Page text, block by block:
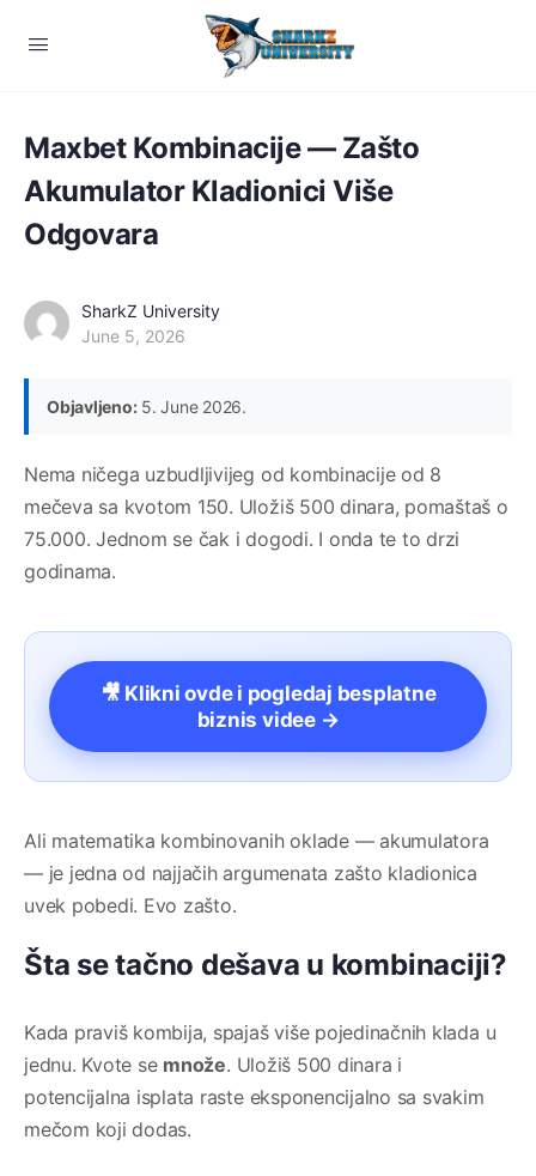
Maxbet Kombinacije — Zašto
Akumulator Kladionici Više
Odgovara
SharkZ University
June 5, 2026
Objavljeno:5. June 2026.
Nema ničega uzbudljivijeg od kombinacije od 8
mečeva sa kvotom 150. Uložiš 500 dinara, pomaštaš o
75.000. Jednom se čak i dogodi. I onda te to drzi
godinama.
🎥 Klikni ovde i pogledaj besplatne
biznis videe →
Ali matematika kombinovanih oklade — akumulatora
— je jedna od najjačih argumenata zašto kladionica
uvek pobedi. Evo zašto.
Šta se tačno dešava u kombinaciji?
Kada praviš kombija, spajaš više pojedinačnih klada u
jednu. Kvote se množe. Uložiš 500 dinara i
potencijalna isplata raste eksponencijalno sa svakim
mečom koji dodas.